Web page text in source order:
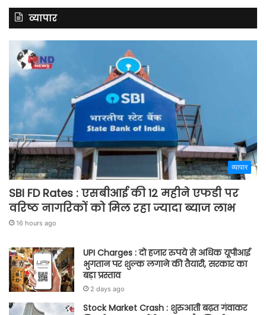
व्यापार
व्यापार
SBI FD Rates : एसबीआई की 12 महीने एफडी पर
वरिष्ठ नागरिकों को मिल रहा ज्यादा ब्याज लाभ
16 hours ago
UPI Charges : दो हजार रुपये से अधिक यूपीआई
भुगतान पर शुल्क लगाने की तैयारी, सरकार का
बड़ा प्रस्ताव
2 days ago
Stock Market Crash : शुरुआती बढ़त गंवाकर